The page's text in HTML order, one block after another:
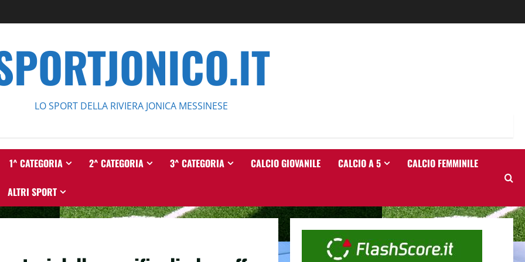
LO SPORT DELLA RIVIERA JONICA MESSINESE
1^ CATEGORIA 2^ CATEGORIA 3^ CATEGORIA CALCIO GIOVANILE CALCIO A 5 CALCIO FEMMINILE
ALTRI SPORT